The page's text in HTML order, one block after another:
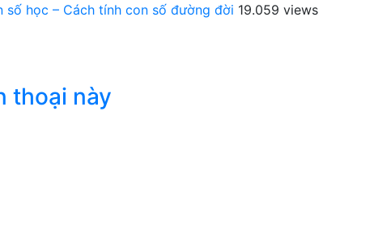
học – Cách tính con số đường đời 19.059 views
thoại này